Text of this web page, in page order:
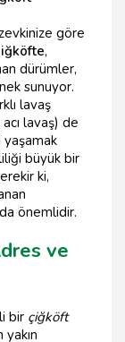
göre
,
dürümler,
sunuyor.
lavaş
lavaş) de
büyük bir
ki,
önemlidir.
ve
bir çiğköft